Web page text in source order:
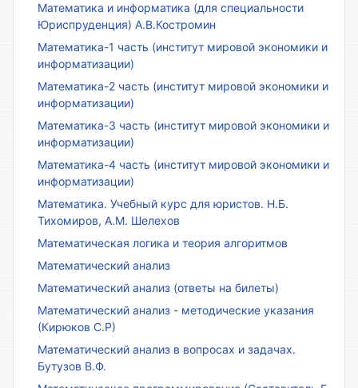
Математика и информатика (для специальности
Юриспруденция) А.В.Костромин
Математика-1 часть (институт мировой экономики и
информатизации)
Математика-2 часть (институт мировой экономики и
информатизации)
Математика-3 часть (институт мировой экономики и
информатизации)
Математика-4 часть (институт мировой экономики и
информатизации)
Математика. Учебный курс для юристов. Н.Б.
Тихомиров, А.М. Шелехов
Математическая логика и теория алгоритмов
Математический анализ
Математический анализ (ответы на билеты)
Математический анализ - методические указания
(Кирюков С.Р)
Математический анализ в вопросах и задачах.
Бутузов В.Ф.